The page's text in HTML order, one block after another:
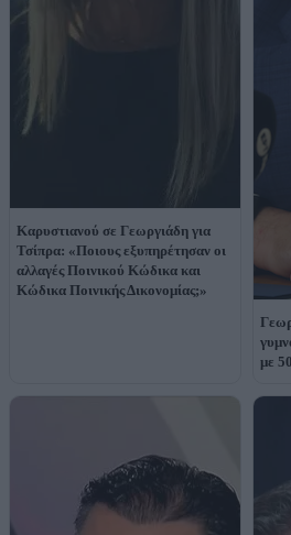
Καρυστιανού σε Γεωργιάδη για
Τσίπρα: «Ποιους εξυπηρέτησαν οι
αλλαγές Ποινικού Κώδικα και
Κώδικα Ποινικής Δικονομίας;»
με